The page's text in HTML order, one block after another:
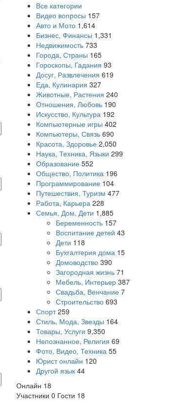
Все категории
Видео вопросы 157
Авто и Мото 1,614
Бизнес, Финансы 1,331
Недвижимость 733
Города, Страны 165
Гороскопы, Гадания 93
Досуг, Развлечения 619
Еда, Кулинария 327
Животные, Растения 240
Отношения, Любовь 190
Искусство, Культура 192
Компьютерные игры 402
Компьютеры, Связь 690
Красота, Здоровье 2,050
Наука, Техника, Языки 299
Образование 552
Общество, Политика 196
Программирование 104
Путешествия, Туризм 477
Работа, Карьера 228
Семья, Дом, Дети 1,885
Беременность 157
Воспитание детей 43
Дети 118
Бухгалтерия дома 15
Домоводство 390
Загородная жизнь 71
Мебель, Интерьер 387
Свадьба, Венчание 7
Строительство 693
Спорт 259
Стиль, Мода, Звезды 164
Товары, Услуги 9,350
Непознанное, Религия 69
Фото, Видео, Техника 55
Юрист онлайн 120
Другой язык 44
Онлайн 18
Участники 0 Гости 18